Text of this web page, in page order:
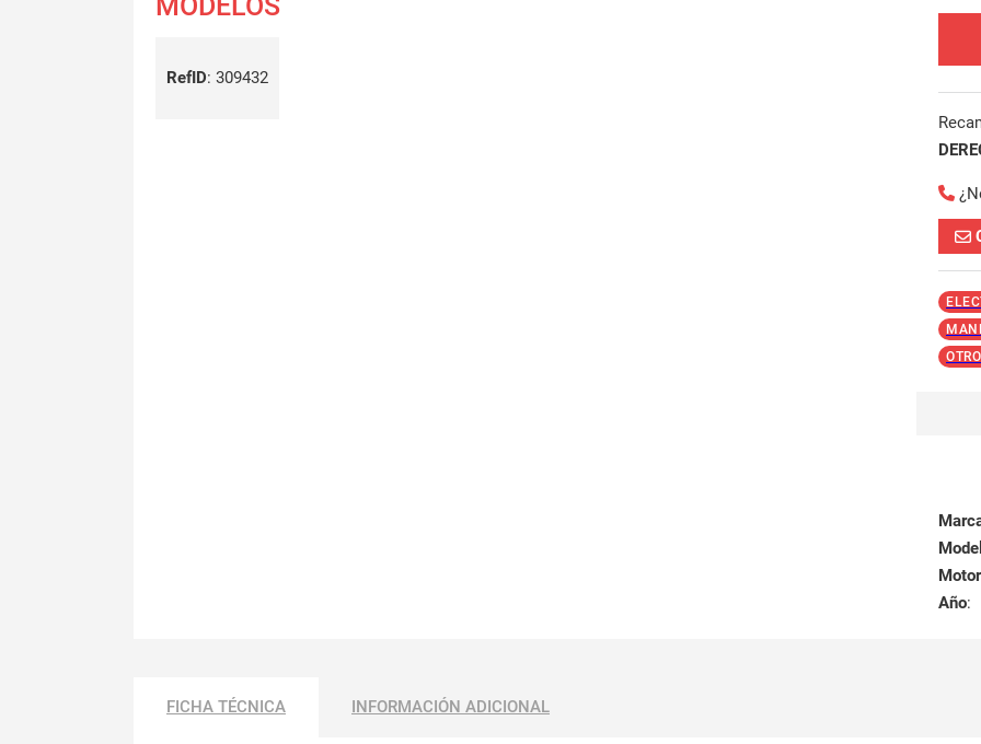
RefID: 309432
Motor
Año:
FICHA TÉCNICA INFORMACIÓN ADICIONAL